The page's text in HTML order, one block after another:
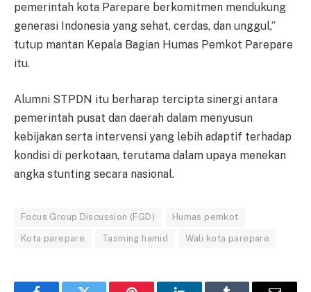
pemerintah kota Parepare berkomitmen mendukung
generasi Indonesia yang sehat, cerdas, dan unggul,”
tutup mantan Kepala Bagian Humas Pemkot Parepare
itu.
Alumni STPDN itu berharap tercipta sinergi antara
pemerintah pusat dan daerah dalam menyusun
kebijakan serta intervensi yang lebih adaptif terhadap
kondisi di perkotaan, terutama dalam upaya menekan
angka stunting secara nasional.
Focus Group Discussion (FGD) Humas pemkot
Kota parepare Tasming hamid Wali kota parepare